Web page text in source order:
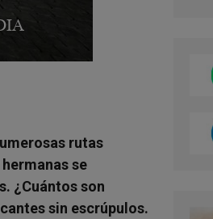
rutas
se
¿Cuántos son
sin escrúpulos.